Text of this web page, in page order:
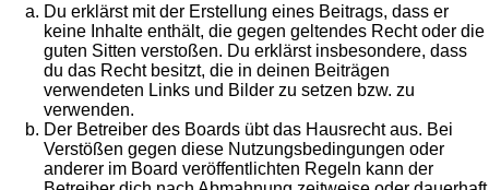
Du erklärst mit der Erstellung eines Beitrags, dass er
keine Inhalte enthält, die gegen geltendes Recht oder die
guten Sitten verstoßen. Du erklärst insbesondere, dass
du das Recht besitzt, die in deinen Beiträgen
verwendeten Links und Bilder zu setzen bzw. zu
verwenden.
Der Betreiber des Boards übt das Hausrecht aus. Bei
Verstößen gegen diese Nutzungsbedingungen oder
anderer im Board veröffentlichten Regeln kann der